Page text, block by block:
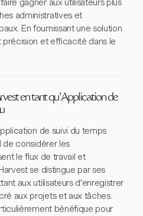
gagner aux utilisateurs plus
administratives et
En fournissant une solution
précision et efficacité dans le
en tant qu'Application de
de suivi du temps
de considérer les
le flux de travail et
se distingue par ses
aux utilisateurs d'enregistrer
aux projets et aux tâches.
bénéfique pour